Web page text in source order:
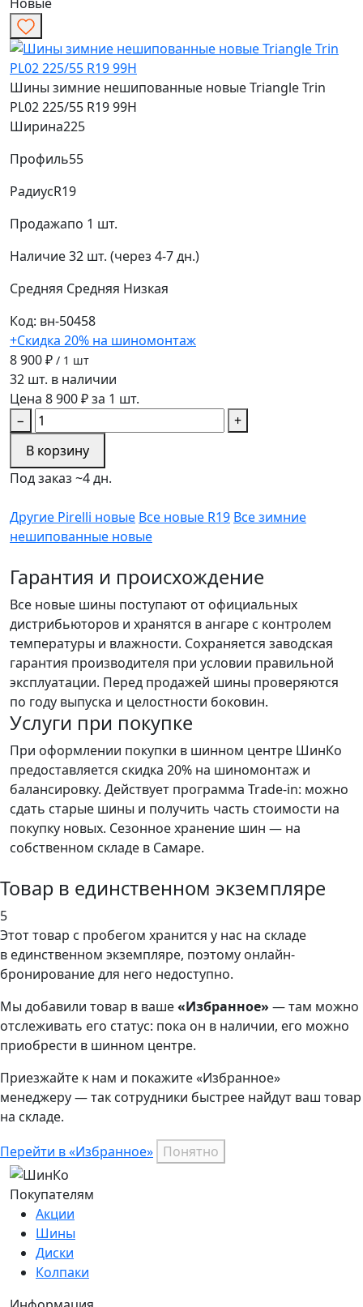
Шины зимние нешипованные новые Triangle Trin
PL02 225/55 R19 99H
Ширина225
Профиль55
РадиусR19
Продажапо 1 шт.
Наличие32 шт. (через 4-7 дн.)
Средняя Средняя Низкая
Код: вн-50458
+Скидка 20% на шиномонтаж
8 900 ₽ / 1 шт
32 шт. в наличии
Цена 8 900 ₽ за 1 шт.
−
+
В корзину
Под заказ ~4 дн.
Другие Pirelli новые Все новые R19 Все зимние
нешипованные новые
Гарантия и происхождение
Все новые шины поступают от официальных
дистрибьюторов и хранятся в ангаре с контролем
температуры и влажности. Сохраняется заводская
гарантия производителя при условии правильной
эксплуатации. Перед продажей шины проверяются
по году выпуска и целостности боковин.
Услуги при покупке
При оформлении покупки в шинном центре ШинКо
предоставляется скидка 20% на шиномонтаж и
балансировку. Действует программа Trade-in: можно
сдать старые шины и получить часть стоимости на
покупку новых. Сезонное хранение шин — на
собственном складе в Самаре.
Товар в единственном экземпляре
5
Этот товар с пробегом хранится у нас на складе
в единственном экземпляре, поэтому онлайн-
бронирование для него недоступно.
Мы добавили товар в ваше«Избранное» — там можно
отслеживать его статус: пока он в наличии, его можно
приобрести в шинном центре.
Приезжайте к нам и покажите «Избранное»
менеджеру — так сотрудники быстрее найдут ваш товар
на складе.
Перейти в «Избранное» Понятно
Покупателям
Акции
Шины
Диски
Колпаки